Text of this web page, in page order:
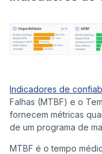
Indicadores de
Falhas (MTBF) e o
fornecem métricas
de um programa de
MTBF é o tempo